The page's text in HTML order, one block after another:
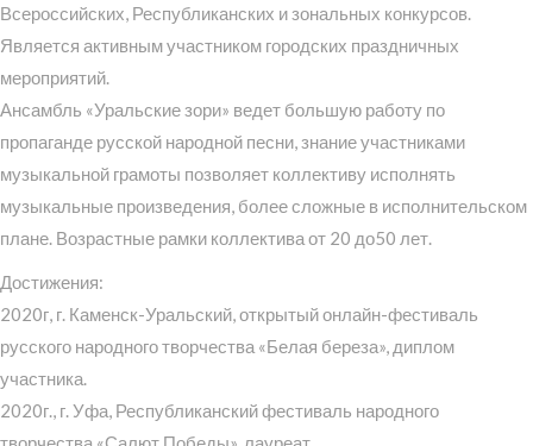
Всероссийских, Республиканских и зональных конкурсов.
Является активным участником городских праздничных
мероприятий.
Ансамбль «Уральские зори» ведет большую работу по
пропаганде русской народной песни, знание участниками
музыкальной грамоты позволяет коллективу исполнять
музыкальные произведения, более сложные в исполнительском
плане. Возрастные рамки коллектива от 20 до50 лет.
Достижения:
2020г, г. Каменск-Уральский, открытый онлайн-фестиваль
русского народного творчества «Белая береза», диплом
участника.
2020г., г. Уфа, Республиканский фестиваль народного